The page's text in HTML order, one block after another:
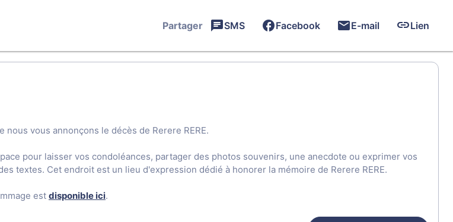
Partager SMS Facebook E-mail Lien
vous annonçons le décès de Rerere RERE.
pour laisser vos condoléances, partager des photos souvenirs, une anecdote ou exprimer vos
textes. Cet endroit est un lieu d'expression dédié à honorer la mémoire de Rerere RERE.
est disponible ici.